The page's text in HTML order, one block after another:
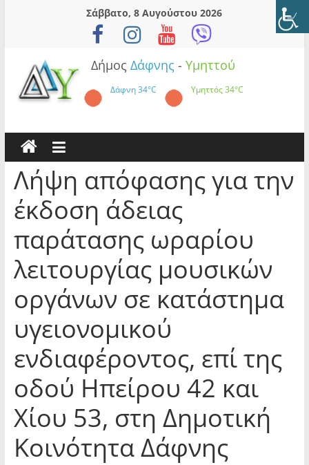
Σάββατο, 8 Αυγούστου 2026
Δήμος Δάφνης - Υμηττού
Δάφνη34°C Υμηττός34°C
Λήψη απόφασης για την
έκδοση άδειας
παράτασης ωραρίου
λειτουργίας μουσικών
οργάνων σε κατάστημα
υγειονομικού
ενδιαφέροντος, επί της
οδού Ηπείρου 42 και
Χίου 53, στη Δημοτική
Κοινότητα Δάφνης